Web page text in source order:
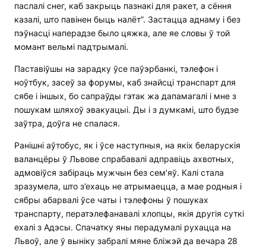
паслалі снег, каб закрыць пазнакі для ракет, а сёння
казалі, што павінен быць налёт”. Застацца аднаму і без
пэўнасці наперадзе было цяжка, але яе словы ў той
момант вельмі падтрымалі.
Паставіўшы на зарадку ўсе паўэрбанкі, тэлефон і
ноўтбук, засеў за форумы, каб знайсці транспарт для
сябе і іншых, бо сапраўды гэтак жа дапамагалі і мне з
пошукам шляхоў эвакуацыі. Ды і з думкамі, што будзе
заўтра, доўга не спалася.
Ранішні аўтобус, як і ўсе наступныя, на якіх беларускія
валанцёры ў Львове спрабавалі адправіць ахвотных,
адмовіўся забіраць мужчын без сем’яў. Калі стала
зразумела, што з’ехаць не атрымаецца, а мае родныя і
сябры абарвалі ўсе чаты і тэлефоны ў пошуках
транспарту, ператэлефанавалі хлопцы, якія другія суткі
ехалі з Адэсы. Спачатку яны перадумалі рухацца на
Львоў, але ў выніку забралі мяне бліжэй да вечара 28